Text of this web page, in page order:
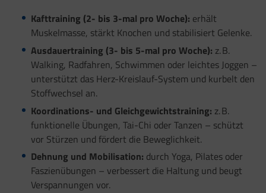
Kafttraining (2- bis 3-mal pro Woche): erhält
Muskelmasse, stärkt Knochen und stabilisiert Gelenke.
Ausdauertraining (3- bis 5-mal pro Woche): z. B.
Walking, Radfahren, Schwimmen oder leichtes Joggen –
unterstützt das Herz-Kreislauf-System und kurbelt den
Stoffwechsel an.
Koordinations- und Gleichgewichtstraining: z. B.
funktionelle Übungen, Tai-Chi oder Tanzen – schützt
vor Stürzen und fördert die Beweglichkeit.
Dehnung und Mobilisation: durch Yoga, Pilates oder
Faszienübungen – verbessert die Haltung und beugt
Verspannungen vor.